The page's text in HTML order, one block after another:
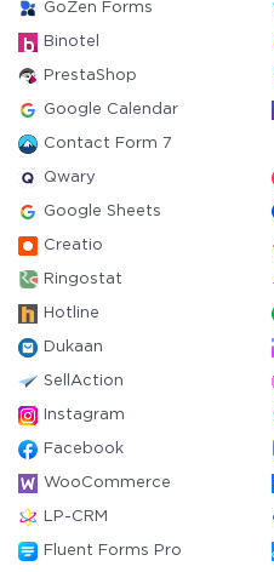
GoZen Forms
Binotel
PrestaShop
Google Calendar
Contact Form 7
Qwary
Google Sheets
Creatio
Ringostat
Hotline
Dukaan
SellAction
Instagram
Facebook
WooCommerce
LP-CRM
Fluent Forms Pro